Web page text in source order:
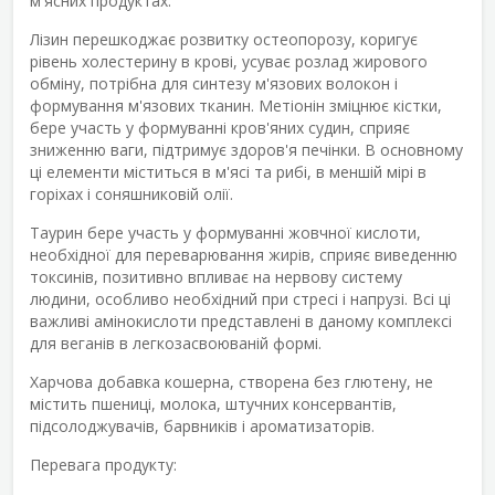
Лізин перешкоджає розвитку остеопорозу, коригує
рівень холестерину в крові, усуває розлад жирового
обміну, потрібна для синтезу м'язових волокон і
формування м'язових тканин. Метіонін зміцнює кістки,
бере участь у формуванні кров'яних судин, сприяє
зниженню ваги, підтримує здоров'я печінки. В основному
ці елементи міститься в м'ясі та рибі, в меншій мірі в
горіхах і соняшниковій олії.
Таурин бере участь у формуванні жовчної кислоти,
необхідної для переварювання жирів, сприяє виведенню
токсинів, позитивно впливає на нервову систему
людини, особливо необхідний при стресі і напрузі. Всі ці
важливі амінокислоти представлені в даному комплексі
для веганів в легкозасвоюваній формі.
Харчова добавка кошерна, створена без глютену, не
містить пшениці, молока, штучних консервантів,
підсолоджувачів, барвників і ароматизаторів.
Перевага продукту: